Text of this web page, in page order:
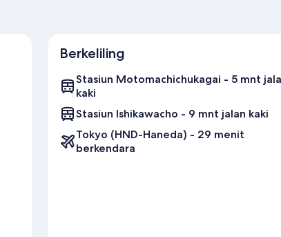
Berkeliling
Stasiun Motomachichukagai - 5 mnt
kaki
Stasiun Ishikawacho - 9 mnt jalan kaki
Tokyo (HND-Haneda) - 29 menit
berkendara